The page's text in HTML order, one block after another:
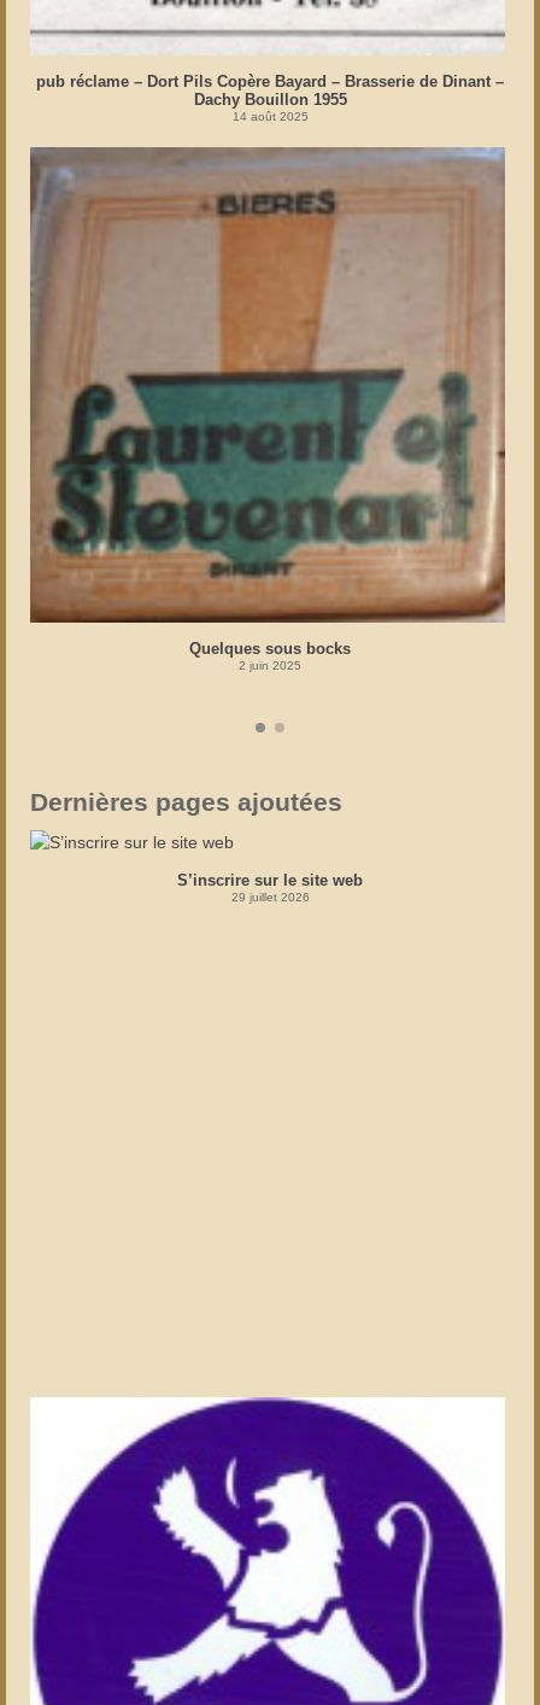
pub réclame – Dort Pils Copère Bayard – Brasserie de Dinant –
Dachy Bouillon 1955
14 août 2025
Quelques sous bocks
2 juin 2025
Dernières pages ajoutées
S’inscrire sur le site web
29 juillet 2026